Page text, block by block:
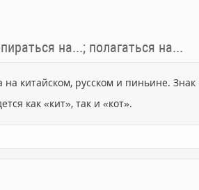
на...; полагаться на...
на китайском, русском и пиньине.
как «кит», так и «кот».